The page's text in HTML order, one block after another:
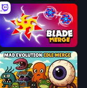
Blade Merge